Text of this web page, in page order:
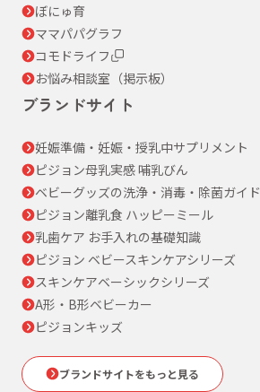
ぼにゅ育
ママパパグラフ
コモドライフ
お悩み相談室（掲示板）
ブランドサイト
妊娠準備・妊娠・授乳中サプリメント
ピジョン母乳実感 哺乳びん
ベビーグッズの洗浄・消毒・除菌ガイド
ピジョン離乳食 ハッピーミール
乳歯ケア お手入れの基礎知識
ピジョン ベビースキンケアシリーズ
スキンケアベーシックシリーズ
A形・B形ベビーカー
ピジョンキッズ
ブランドサイトをもっと見る